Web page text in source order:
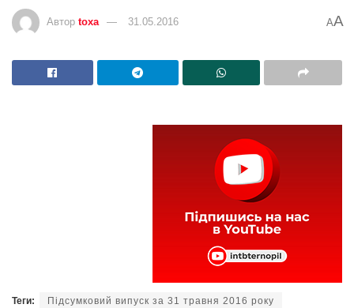
Автор toxa 31.05.2016 AA
Теги: Підсумковий випуск за 31 травня 2016 року